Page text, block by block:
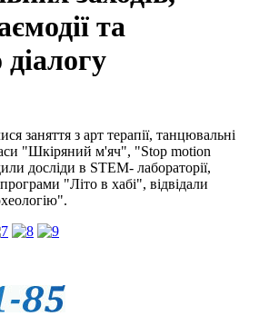
та
заняття з арт терапії, танцювальні
"Шкіряний м'яч", "Stop motion
досліди в STEM- лабораторії,
"Літо в хабі", відвідали